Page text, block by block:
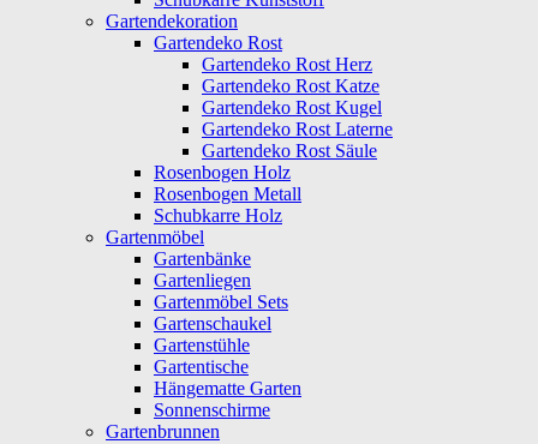
Gartendekoration
Gartendeko Rost
Gartendeko Rost Herz
Gartendeko Rost Katze
Gartendeko Rost Kugel
Gartendeko Rost Laterne
Gartendeko Rost Säule
Rosenbogen Holz
Rosenbogen Metall
Schubkarre Holz
Gartenmöbel
Gartenbänke
Gartenliegen
Gartenmöbel Sets
Gartenschaukel
Gartenstühle
Gartentische
Hängematte Garten
Sonnenschirme
Gartenbrunnen